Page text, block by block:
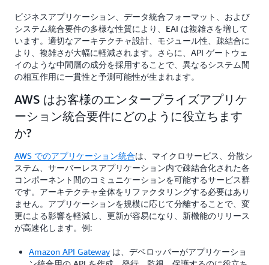
ビジネスアプリケーション、データ統合フォーマット、および
システム統合要件の多様な性質により、EAI は複雑さを増して
います。適切なアーキテクチャ設計、モジュール性、疎結合に
より、複雑さが大幅に軽減されます。さらに、API ゲートウェ
イのような中間層の成分を採用することで、異なるシステム間
の相互作用に一貫性と予測可能性が生まれます。
AWS はお客様のエンタープライズアプリケ
ーション統合要件にどのように役立ちます
か?
AWS でのアプリケーション統合は、マイクロサービス、分散シ
ステム、サーバーレスアプリケーション内で疎結合化された各
コンポーネント間のコミュニケーションを可能するサービス群
です。アーキテクチャ全体をリファクタリングする必要はあり
ません。アプリケーションを規模に応じて分離することで、変
更による影響を軽減し、更新が容易になり、新機能のリリース
が高速化します。例:
Amazon API Gateway は、デベロッパーがアプリケーショ